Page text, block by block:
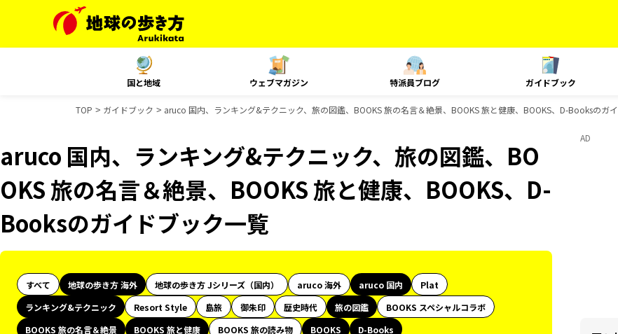
国と地域 ウェブマガジン 特派員ブログ ガイドブック
TOP ガイドブック aruco 国内、ランキング&テクニック、旅の図鑑、BOOKS 旅の名言＆絶景、BOOKS 旅と健康、BOOKS、D-Booksのガ
aruco 国内、ランキング&テクニック、旅の図鑑、BO
OKS 旅の名言＆絶景、BOOKS 旅と健康、BOOKS、D-
Booksのガイドブック一覧
すべて 地球の歩き方 海外 地球の歩き方 Jシリーズ（国内） aruco 海外 aruco 国内
Plat
ランキング&テクニック
Resort Style 島旅 御朱印 歴史時代 旅の図鑑
BOOKS スペシャルコラボ
BOOKS 旅の名言＆絶景
BOOKS 旅と健康 BOOKS 旅の読み物 BOOKS
D-Books
AD